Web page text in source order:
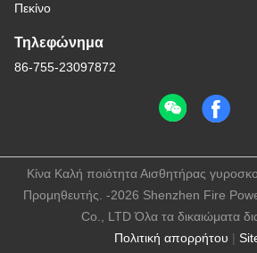
Πεκίνο
Τηλεφώνημα
86-755-23097872
Πολιτική απορρήτου |
Κίνα Καλή ποιότητα Αισθητήρας
Προμηθευτής. -2026 Shenzhen Fire
Co., LTD Όλα τα δικαιώματα